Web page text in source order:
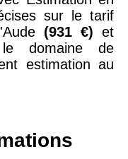
sur le tarif
(931 €) et
domaine de
estimation au